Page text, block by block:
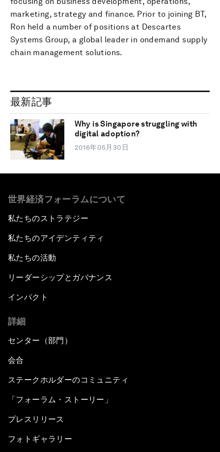
marketing, strategy and finance. Prior to joining BT,
Ron held a number of positions at Descartes
Systems Group, a global leader in ondemand supply
chain management solutions.
最新記事
Why is Singapore struggling with
digital adoption?
2016年05月30日
世界経済フォーラムについて
私たちのストラテジー
私たちのアイデンティティ
私たちの活動
リーダーシップとガバナンス
インパクト
詳細
センター（部門）
会合
ステークホルダーのコミュニティ
「フォーラム・ストーリー」
プレスリリース
フォトギャラリー